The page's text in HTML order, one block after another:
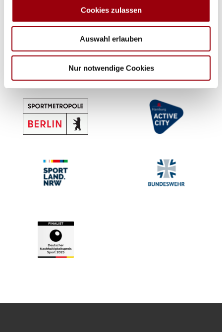
soziale Medien, Werbung und Analysen weiter. Unsere
Partner führen diese Informationen möglicherweise mit
weiteren Daten zusammen, die Sie ihnen bereitgestellt
haben oder die sie im Rahmen Ihrer Nutzung der Dienste
Cookies zulassen
Auswahl erlauben
Nur notwendige Cookies